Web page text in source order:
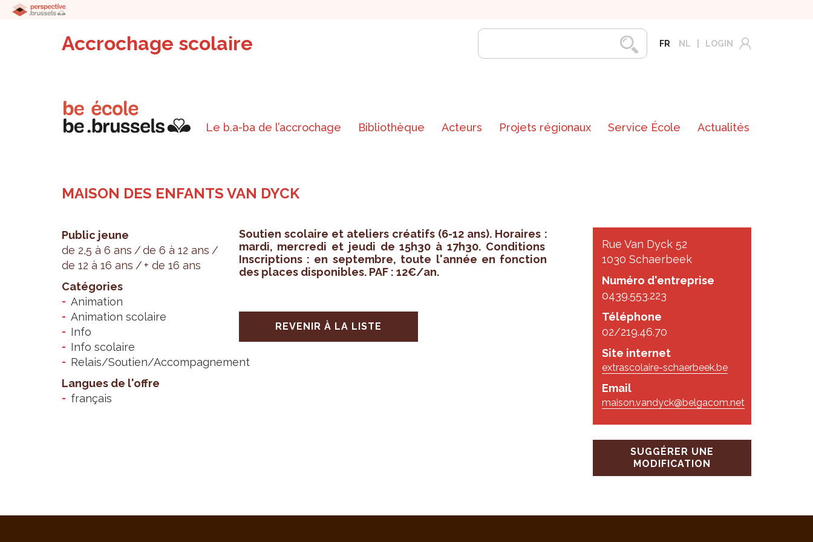
Accrochage scolaire FR NL LOGIN
Le b.a-ba de l’accrochage Bibliothèque Acteurs Projets régionaux Service École Actualités
MAISON DES ENFANTS VAN DYCK
Public jeune
de 2,5 à 6 ans
de 6 à 12 ans
de 12 à 16 ans
+ de 16 ans
Catégories
Animation
Animation scolaire
Info
Info scolaire
Relais/Soutien/Accompagnement
Langues de l'offre
français
Rue Van Dyck 52
1030 Schaerbeek
Numéro d'entreprise
0439.553.223
Téléphone
02/219.46.70
Site internet
extrascolaire-schaerbeek.be
Email
maison.vandyck@belgacom.net
SUGGÉRER UNE
MODIFICATION
Sou­tien sco­laire et ate­liers créa­tifs (6-12 ans). Horaires :
mardi, mer­credi et jeudi de 15h30 à 17h30. Condi­tions
Ins­crip­tions : en sep­tembre, toute l'an­née en fonc­tion
des places dis­po­nibles. PAF : 12€/an.
REVENIR À LA LISTE